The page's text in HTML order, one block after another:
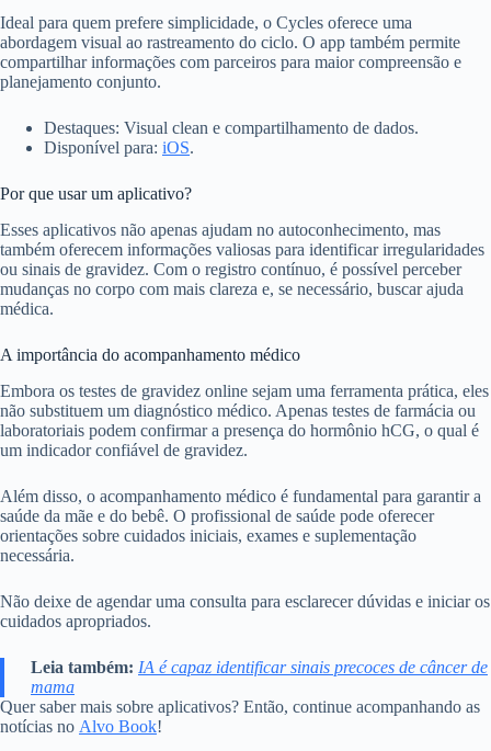
Ideal para quem prefere simplicidade, o Cycles oferece uma
abordagem visual ao rastreamento do ciclo. O app também permite
compartilhar informações com parceiros para maior compreensão e
planejamento conjunto.
Destaques: Visual clean e compartilhamento de dados.
Disponível para: iOS.
Por que usar um aplicativo?
Esses aplicativos não apenas ajudam no autoconhecimento, mas
também oferecem informações valiosas para identificar irregularidades
ou sinais de gravidez. Com o registro contínuo, é possível perceber
mudanças no corpo com mais clareza e, se necessário, buscar ajuda
médica.
A importância do acompanhamento médico
Embora os testes de gravidez online sejam uma ferramenta prática, eles
não substituem um diagnóstico médico. Apenas testes de farmácia ou
laboratoriais podem confirmar a presença do hormônio hCG, o qual é
um indicador confiável de gravidez.
Além disso, o acompanhamento médico é fundamental para garantir a
saúde da mãe e do bebê. O profissional de saúde pode oferecer
orientações sobre cuidados iniciais, exames e suplementação
necessária.
Não deixe de agendar uma consulta para esclarecer dúvidas e iniciar os
cuidados apropriados.
Leia também: IA é capaz identificar sinais precoces de câncer de
mama
Quer saber mais sobre aplicativos? Então, continue acompanhando as
notícias no Alvo Book!